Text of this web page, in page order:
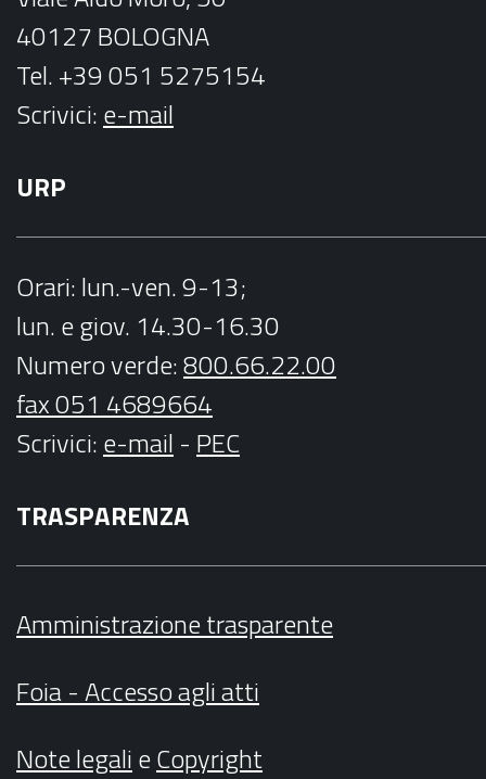
40127 BOLOGNA
Tel. +39 051 5275154
Scrivici:e-mail
URP
Orari: lun.-ven. 9-13;
lun. e giov. 14.30-16.30
Numero verde:800.66.22.00
fax 051 4689664
Scrivici:e-mail - PEC
TRASPARENZA
Amministrazione trasparente
Foia - Accesso agli atti
Note legalieCopyright